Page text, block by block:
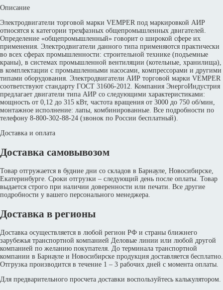
Описание
Электродвигатели торговой марки VEMPER под маркировкой АИР
относятся к категории трехфазных общепромышленных двигателей.
Определение «общепромышленный» говорит о широкой сфере их
применения. Электродвигатели данного типа применяются практически
во всех сферах промышленности: строительной технике (подъемные
краны), в системах промышленной вентиляции (котельные, хранилища),
в комплектации с промышленными насосами, компрессорами и другими
типами оборудования. Электродвигатели АИР торговой марки VEMPER
соответствуют стандарту ГОСТ 31606-2012. Компания ЭнергоИндустрия
предлагает двигатели типа АИР со следующими характеристиками:
мощность от 0,12 до 315 кВт, частота вращения от 3000 до 750 об/мин,
монтажное исполнение: лапы, комбинированные. Все подробности по
телефону 8-800-302-88-24 (звонок по России бесплатный).
Доставка и оплата
Доставка самовывозом
Товар отгружается в будние дни со складов в Барнауле, Новосибирске,
Екатеринбурге. Сроки отгрузки – следующий день после оплаты. Товар
выдается строго при наличии доверенности или печати. Все другие
подробности у вашего персонального менеджера.
Доставка в регионы
Доставка осуществляется в любой регион РФ и страны ближнего
зарубежья транспортной компанией Деловые линии или любой другой
компанией по желанию покупателя. До терминала транспортной
компании в Барнауле и Новосибирске продукция доставляется бесплатно.
Отгрузка производится в течение 1 – 3 рабочих дней с момента оплаты.
Для предварительного просчета доставки воспользуйтесь калькулятором.